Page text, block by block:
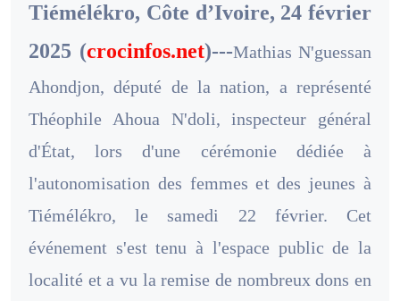
Tiémélékro, Côte d’Ivoire, 24 février
2025 (crocinfos.net)---Mathias N'guessan
Ahondjon, député de la nation, a représenté
Théophile Ahoua N'doli, inspecteur général
d'État, lors d'une cérémonie dédiée à
l'autonomisation des femmes et des jeunes à
Tiémélékro, le samedi 22 février. Cet
événement s'est tenu à l'espace public de la
localité et a vu la remise de nombreux dons en